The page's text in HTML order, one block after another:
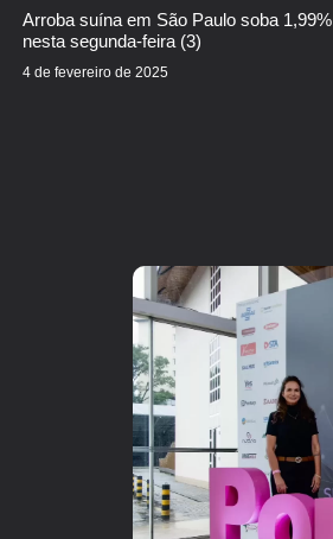
Arroba suína em São Paulo soba 1,99%
nesta segunda-feira (3)
4 de fevereiro de 2025